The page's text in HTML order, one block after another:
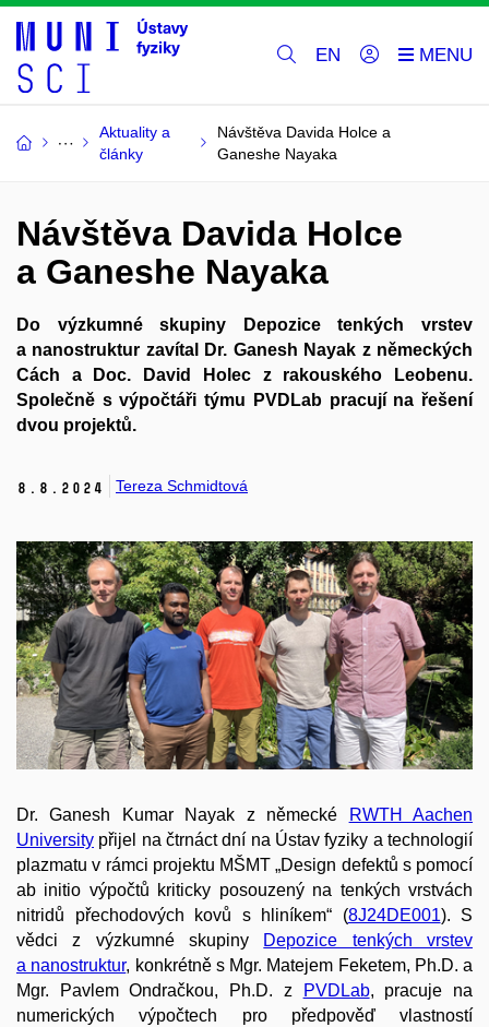
EN
Aktuality a
články
Návštěva Davida Holce a
Ganeshe Nayaka
Návštěva Davida Holce
a Ganeshe Nayaka
Do výzkumné skupiny Depozice tenkých vrstev
a nanostruktur zavítal Dr. Ganesh Nayak z německých
Cách a Doc. David Holec z rakouského Leobenu.
Společně s výpočtáři týmu PVDLab pracují na řešení
dvou projektů.
8. 8. 2024 Tereza Schmidtová
Dr. Ganesh Kumar Nayak z německé
RWTH Aachen
University přijel na čtrnáct dní na Ústav fyziky a technologií
plazmatu v rámci projektu MŠMT „Design defektů s pomocí
ab initio výpočtů kriticky posouzený na tenkých vrstvách
nitridů přechodových kovů s hliníkem“ (8J24DE001). S
vědci z výzkumné skupiny Depozice tenkých vrstev
a nanostruktur, konkrétně s Mgr. Matejem Feketem, Ph.D. a
Mgr. Pavlem Ondračkou, Ph.D. z
PVDLab, pracuje na
numerických výpočtech pro předpověď vlastností